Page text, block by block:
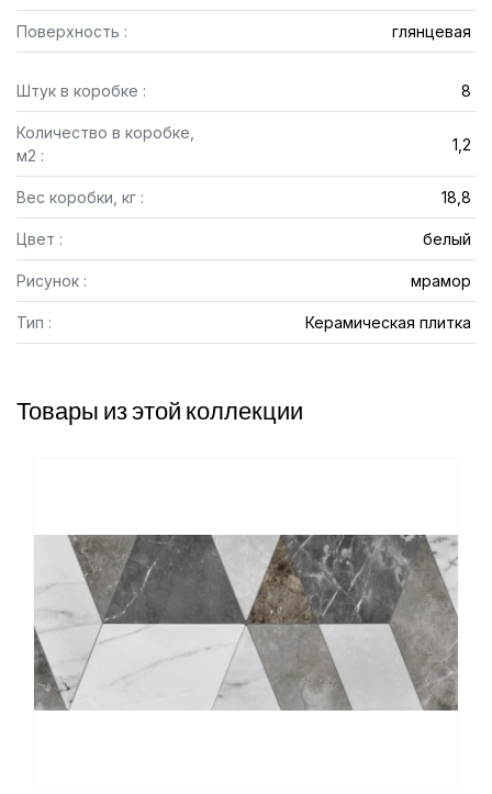
Поверхность : глянцевая
Штук в коробке : 8
Количество в коробке,
м2 :
1,2
Вес коробки, кг : 18,8
Цвет : белый
Рисунок : мрамор
Тип : Керамическая плитка
Товары из этой коллекции